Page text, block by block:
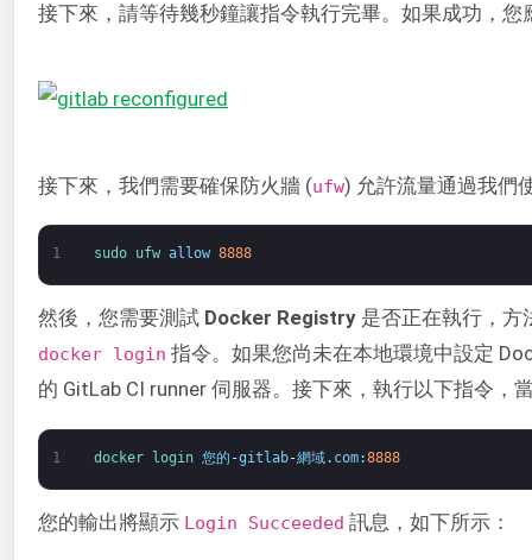
接下來，請等待幾秒鐘讓指令執行完畢。如果成功，您
接下來，我們需要確保防火牆 (ufw) 允許流量通過我們
1 sudo ufw allow 8888
然後，您需要測試 Docker Registry 是否正在執行，方
docker login 指令。如果您尚未在本地環境中設定
的 GitLab CI runner 伺服器。接下來，執行以下指令，
1 docker login 您的 -gitlab-網域. com:8888
您的輸出將顯示 Login Succeeded 訊息，如下所示：